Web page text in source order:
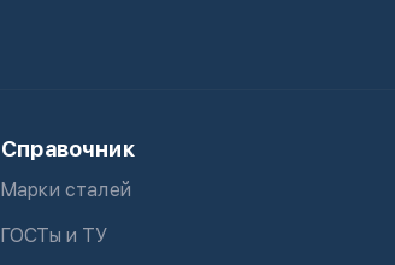
Справочник
Марки сталей
ГОСТы и ТУ